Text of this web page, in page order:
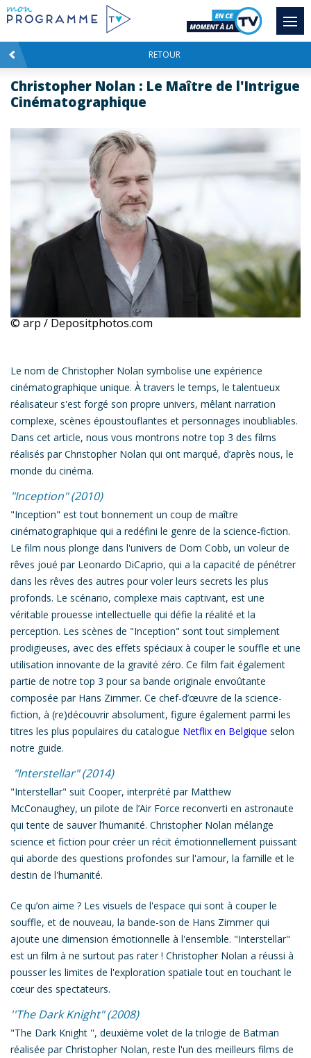
RETOUR
Christopher Nolan : Le Maître de l'Intrigue
Cinématographique
© arp / Depositphotos.com
Le nom de Christopher Nolan symbolise une expérience
cinématographique unique. À travers le temps, le talentueux
réalisateur s'est forgé son propre univers, mêlant narration
complexe, scènes époustouflantes et personnages inoubliables.
Dans cet article, nous vous montrons notre top 3 des films
réalisés par Christopher Nolan qui ont marqué, d’après nous, le
monde du cinéma.
"Inception" (2010)
"Inception" est tout bonnement un coup de maître
cinématographique qui a redéfini le genre de la science-fiction.
Le film nous plonge dans l'univers de Dom Cobb, un voleur de
rêves joué par Leonardo DiCaprio, qui a la capacité de pénétrer
dans les rêves des autres pour voler leurs secrets les plus
profonds. Le scénario, complexe mais captivant, est une
véritable prouesse intellectuelle qui défie la réalité et la
perception. Les scènes de "Inception" sont tout simplement
prodigieuses, avec des effets spéciaux à couper le souffle et une
utilisation innovante de la gravité zéro. Ce film fait également
partie de notre top 3 poursa bande originale envoûtante
composée par Hans Zimmer. Ce chef-d’œuvre de la science-
fiction, à (re)découvrir absolument, figure également parmi les
titres les plus populaires du catalogue Netflix en Belgique selon
notre guide.
"Interstellar" (2014)
"Interstellar" suit Cooper, interprété par Matthew
McConaughey, un pilote de l’Air Force reconverti en astronaute
qui tente de sauver l’humanité. Christopher Nolan mélange
science et fiction pour créer un récit émotionnellement puissant
qui aborde des questions profondes sur l'amour, la famille et le
destin de l'humanité.
Ce qu’on aime ? Les visuels de l'espace qui sont à couper le
souffle, et de nouveau, la bande-son de Hans Zimmer qui
ajoute une dimension émotionnelle à l'ensemble. "Interstellar"
est un film à ne surtout pas rater ! Christopher Nolan a réussi à
pousser les limites de l'exploration spatiale tout en touchant le
cœur des spectateurs.
''The Dark Knight" (2008)
"The Dark Knight '', deuxième volet de la trilogie de Batman
réalisée par Christopher Nolan, reste l'un des meilleurs films de